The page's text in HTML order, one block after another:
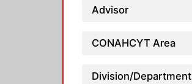
Advisor
CONAHCYT Area
Division/Department